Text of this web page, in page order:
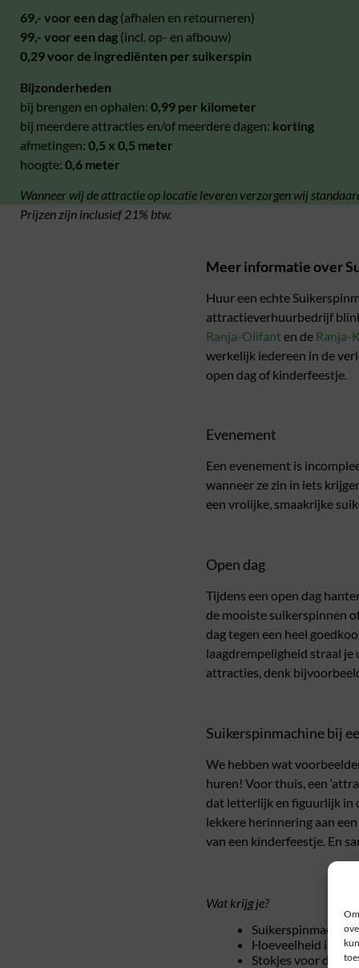
69,- voor een dag (afhalen en retourneren)
99,- voor een dag (incl. op- en afbouw)
0,29 voor de ingrediënten per suikerspin
Bijzonderheden
bij brengen en ophalen: 0,99 per kilometer
bij meerdere attracties en/of meerdere dagen: korting
afmetingen: 0,5 x 0,5 meter
hoogte: 0,6 meter
Wanneer wij de attractie op locatie leveren verzorgen wij
Prijzen zijn inclusief 21% btw.
Meer informatie over
Huur een echte
attractieverhuurbedrijf
Ranja-Olifanten de Ranja-
werkelijk iedereen in de
open dag of kinderfeestje.
Evenement
Een evenement is
wanneer ze zin in iets
een vrolijke, smaakrijke
Open dag
Tijdens een open dag
de mooiste suikerspinnen
dag tegen een heel
laagdrempeligheid straal je
attracties, denk
Suikerspinmachine bij
We hebben wat
huren! Voor thuis, een
dat letterlijk en figuurlijk in
lekkere herinnering aan
van een kinderfeestje. En
Wat krijg je?
Suikerspinmachine
Hoeveelheid
Stokjes voor de